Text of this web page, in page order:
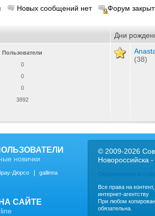
Новых сообщений нет Форум закрыт
Дни
Пользователи
0
0
0
3892
(38)
© 2009-2026
Новороссийска
Все права на
интернет-агентству
При любом
обязательна.
новички
Дюрсо
gallinna
САЙТЕ